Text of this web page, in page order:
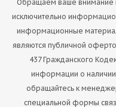
Обращаем ваше внимание
исключительно
информационные
являются публичной
437 Гражданского
информации о наличии
обращайтесь к
специальной формы